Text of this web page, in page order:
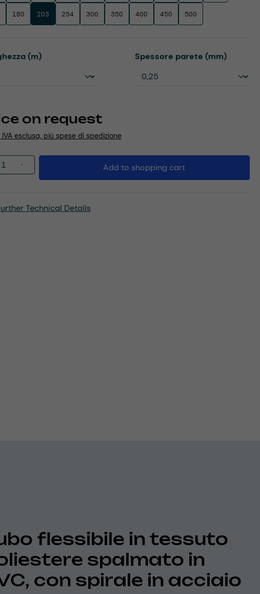
on request
IVA esclusa, più spese di spedizione
180 203 254 300 350 400 450 500
(m) Select
Spessore parete (mm)
Quantity: Enter the desired amount
Add to shopping cart
Technical Details
flessibile in tessuto
spalmato in
con spirale in acciaio